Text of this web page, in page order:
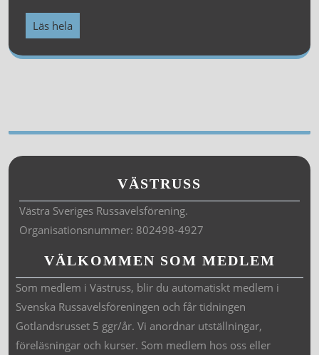
Läs hela
VÄSTRUSS
Västra Sveriges Russavelsförening.
Organisationsnummer: 802498-4927
VÄLKOMMEN SOM MEDLEM
Som medlem i Västruss, blir du automatiskt medlem i
Svenska Russavelsföreningen och får tidningen
Gotlandsrusset 5 ggr/år. Vi anordnar utställningar,
föreläsningar och kurser. Som medlem hos oss eller